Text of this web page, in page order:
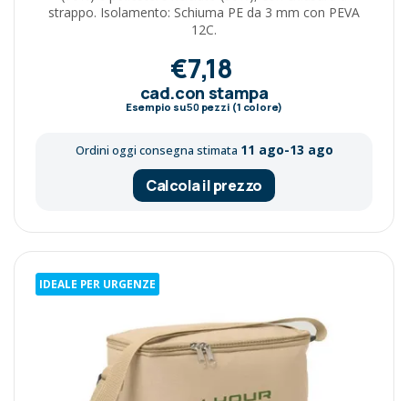
strappo. Isolamento: Schiuma PE da 3 mm con PEVA
12C.
€7,18
cad.con stampa
Esempio su50pezzi (1 colore)
Ordini oggi consegna stimata 11 ago-13 ago
Calcola il prezzo
IDEALE PER URGENZE